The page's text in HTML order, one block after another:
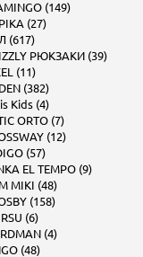
(149)
(27)
(617)
РЮКЗАКИ (39)
(11)
(382)
Kids (4)
ORTO (7)
(12)
(57)
EL TEMPO (9)
MIKI (48)
(158)
(6)
(4)
(48)